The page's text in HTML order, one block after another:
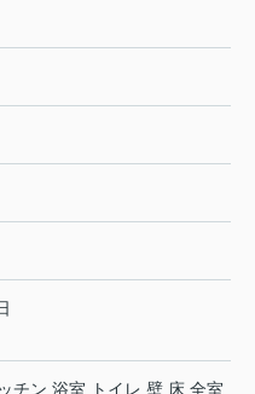
チン 浴室 トイレ 壁 床 全室